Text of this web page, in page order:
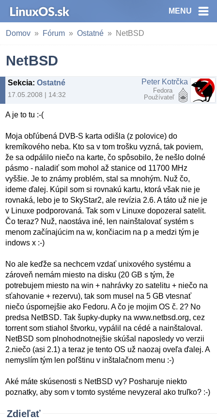
MENU
Domov Fórum Ostatné NetBSD
NetBSD
Sekcia: Ostatné
17.05.2008 | 14:32
Peter Kotrčka
Fedora
Používateľ
A je to tu :-(
Moja obľúbená DVB-S karta odišla (z polovice) do
kremíkového neba. Kto sa v tom trošku vyzná, tak poviem,
že sa odpálilo niečo na karte, čo spôsobilo, že nešlo dolné
pásmo - naladiť som mohol až stanice od 11700 MHz
vyššie. Je to známy problém, stal sa mnohým. Nuž čo,
ideme ďalej. Kúpil som si rovnakú kartu, ktorá však nie je
rovnaká, lebo je to SkyStar2, ale revízia 2.6. A táto už nie je
v Linuxe podporovaná. Tak som v Linuxe dopozeral satelit.
Čo teraz? Nuž, naostáva iné, len nainštalovať systém s
menom začínajúcim na w, končiacim na p a medzi tým je
indows x :-)
No ale keďže sa nechcem vzdať unixového systému a
zároveň nemám miesto na disku (20 GB s tým, že
potrebujem miesto na win + nahrávky zo satelitu + niečo na
sťahovanie + rezervu), tak som musel na 5 GB vtesnať
niečo úspornejšie ako Fedoru. A čo je mojim OS č. 2? No
predsa NetBSD. Tak šupky-dupky na www.netbsd.org, cez
torrent som stiahol štvorku, vypálil na cédé a nainštaloval.
NetBSD som plnohodnotnejšie skúšal naposledy vo verzii
2.niečo (asi 2.1) a teraz je tento OS už naozaj oveľa ďalej. A
nemyslím tým len poľštinu v inštalačnom menu :-)
Aké máte skúsenosti s NetBSD vy? Posharuje niekto
poznatky, aby som v tomto systéme nevyzeral ako truľko? :-)
Zdieľať